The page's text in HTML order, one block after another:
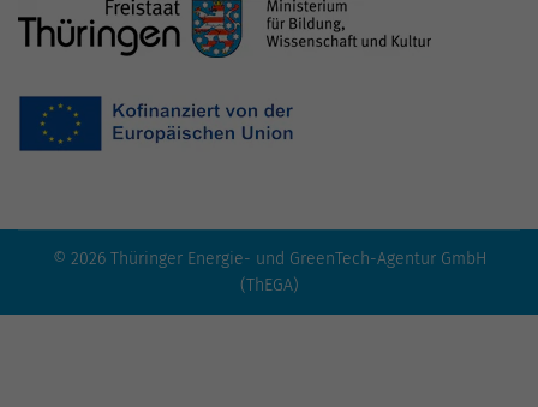
© 2026 Thüringer Energie- und GreenTech-Agentur GmbH
(ThEGA)